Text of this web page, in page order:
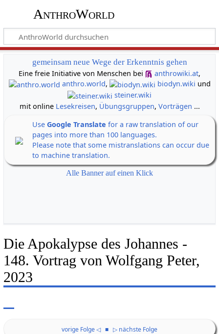
AnthroWorld
gemeinsam neue Wege der Erkenntnis gehen
Eine freie Initiative von Menschen bei
anthrowiki.at,
anthro.world, biodyn.wiki und
steiner.wiki
mit online Lesekreisen, Übungsgruppen, Vorträgen ...
Use Google Translate for a raw translation of our
pages into more than 100 languages.
Please note that some mistranslations can occur due
to machine translation.
Alle Banner auf einen Klick
Die Apokalypse des Johannes -
148. Vortrag von Wolfgang Peter,
2023
vorige Folge ◁ ■ ▷ nächste Folge